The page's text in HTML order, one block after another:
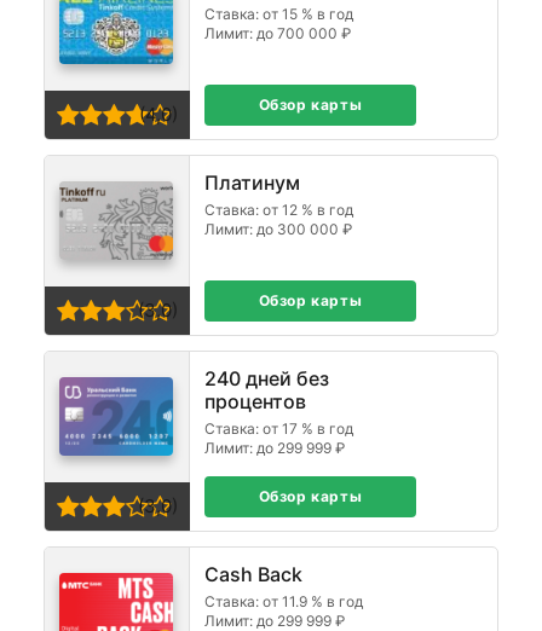
Ставка: от 15 % в год
Лимит: до 700 000 ₽
(4,0) Обзор карты
Платинум
Ставка: от 12 % в год
Лимит: до 300 000 ₽
(3,0) Обзор карты
240 дней без
процентов
Ставка: от 17 % в год
Лимит: до 299 999 ₽
(3,0) Обзор карты
Cash Back
Ставка: от 11.9 % в год
Лимит: до 299 999 ₽